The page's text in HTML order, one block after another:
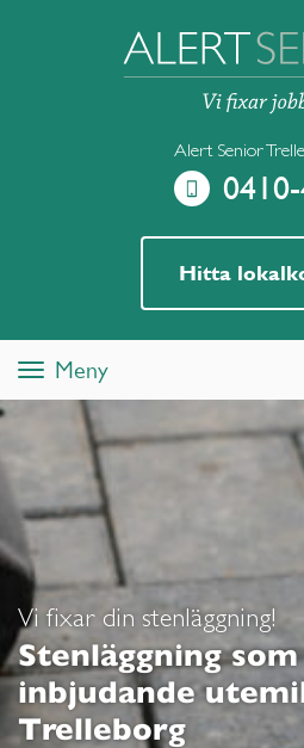
Alert Senior
Hitta
ToggleMeny
Vi fixar din stenläggning!
Stenläggning
inbjudande
Trelleborg